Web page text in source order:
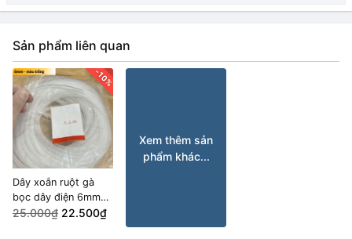
SV2-3.2 (gói 50 cái)
10.000₫ 9.000₫
SV1.25-4S (gói 50 cái)
10.000₫
9.000₫
SV3.5-4 (gói 20 cái)
10.000₫ 9.000₫
SV1.25-3 (gói 50 cái)
10.000₫
Sản phẩm liên quan
-10%
Dây xoắn ruột gà
bọc dây điện 6mm
màu trắng (15m)
25.000₫ 22.500₫
Xem thêm sản
phẩm khác...